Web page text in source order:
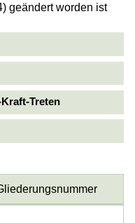
geändert worden ist
Treten